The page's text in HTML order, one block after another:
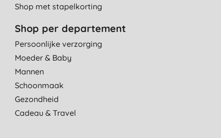
Shop met stapelkorting
Shop per departement
Persoonlijke verzorging
Moeder & Baby
Mannen
Schoonmaak
Gezondheid
Cadeau & Travel